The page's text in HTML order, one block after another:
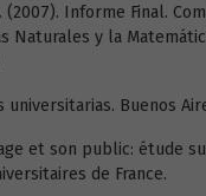
Informe Final.
Naturales y la
Buenos
et son public: étude
de France.